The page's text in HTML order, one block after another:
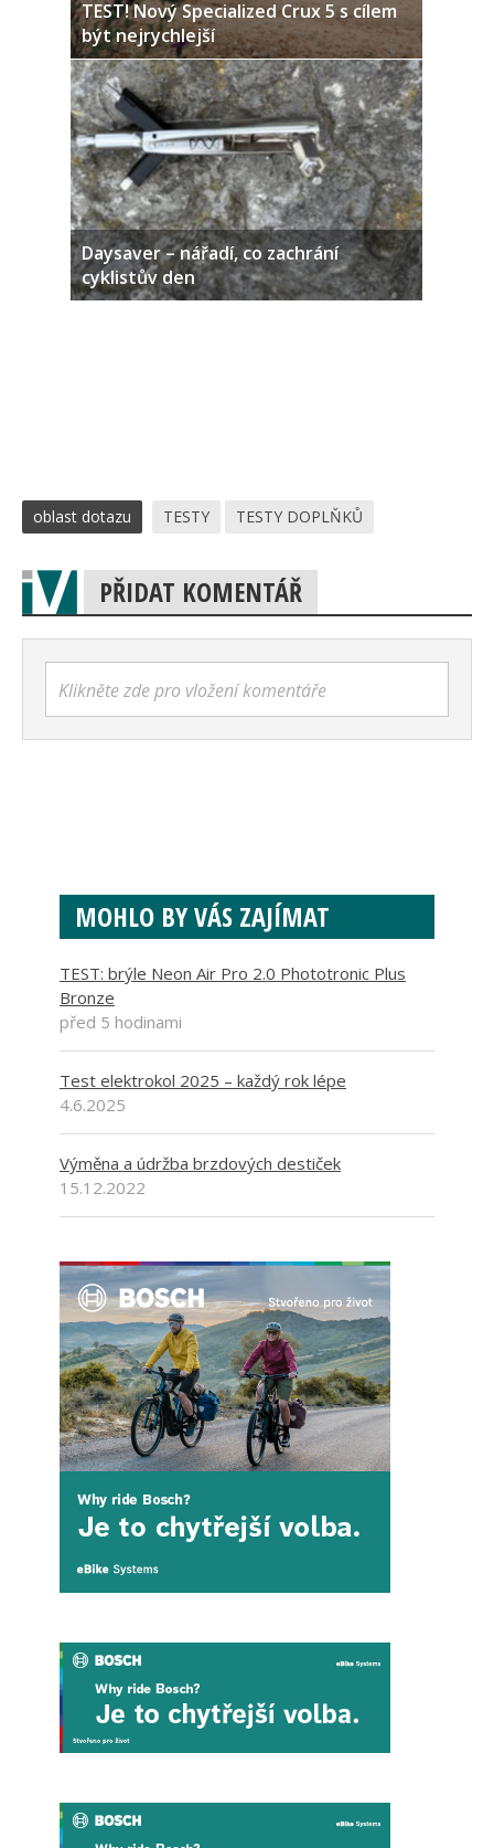
TEST! Nový Specialized Crux 5 s cílem
být nejrychlejší
Daysaver – nářadí, co zachrání
cyklistův den
oblast dotazu TESTY TESTY DOPLŇKŮ
PŘIDAT KOMENTÁŘ
Klikněte zde pro vložení komentáře
MOHLO BY VÁS ZAJÍMAT
TEST: brýle Neon Air Pro 2.0 Phototronic Plus
Bronze
před 5 hodinami
Test elektrokol 2025 – každý rok lépe
4.6.2025
Výměna a údržba brzdových destiček
15.12.2022